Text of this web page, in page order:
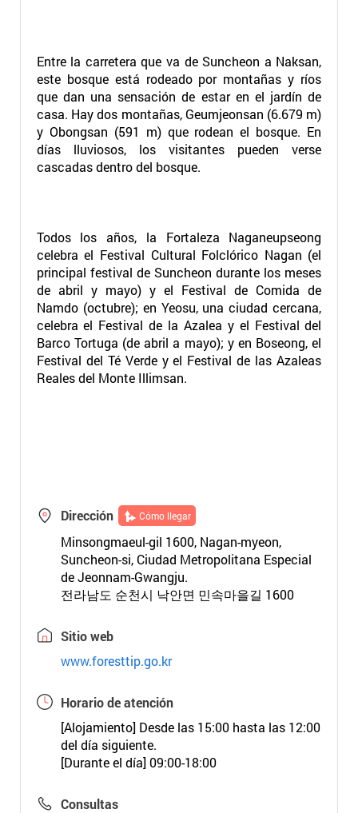
Entre la carretera que va de Suncheon a Naksan,
este bosque está rodeado por montañas y ríos
que dan una sensación de estar en el jardín de
casa. Hay dos montañas, Geumjeonsan (6.679 m)
y Obongsan (591 m) que rodean el bosque. En
días lluviosos, los visitantes pueden verse
cascadas dentro del bosque.
Todos los años, la Fortaleza Naganeupseong
celebra el Festival Cultural Folclórico Nagan (el
principal festival de Suncheon durante los meses
de abril y mayo) y el Festival de Comida de
Namdo (octubre); en Yeosu, una ciudad cercana,
celebra el Festival de la Azalea y el Festival del
Barco Tortuga (de abril a mayo); y en Boseong, el
Festival del Té Verde y el Festival de las Azaleas
Reales del Monte Illimsan.
Dirección Cómo llegar
Minsongmaeul-gil 1600, Nagan-myeon,
Suncheon-si, Ciudad Metropolitana Especial
de Jeonnam-Gwangju.
전라남도 순천시 낙안면 민속마을길 1600
Sitio web
www.foresttip.go.kr
Horario de atención
[Alojamiento] Desde las 15:00 hasta las 12:00
del día siguiente.
[Durante el día] 09:00-18:00
Consultas